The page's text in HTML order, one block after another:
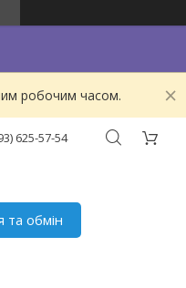
робочим часом.
625-57-54
обмін